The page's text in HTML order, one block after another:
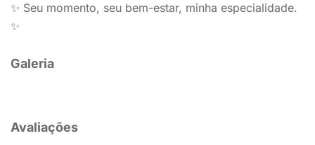
✨ Seu momento, seu bem-estar, minha especialidade.
✨
Galeria
Avaliações